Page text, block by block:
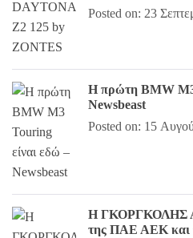
Posted on: 23
Η πρώτη BMW M3
Newsbeast
Posted on: 15
Η ΓΚΟΡΓΚΟΛΗΣ
της ΠΑΕ ΑΕΚ και